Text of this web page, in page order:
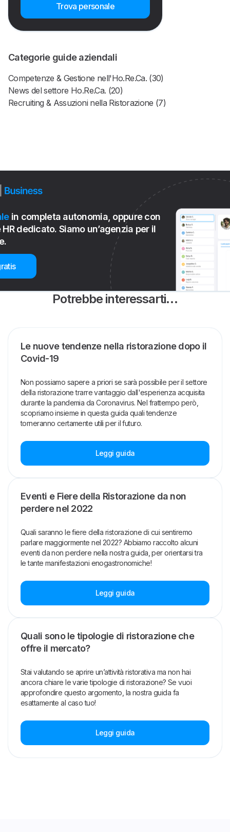
Trova personale
Categorie guide aziendali
Competenze & Gestione nell'Ho.Re.Ca. (30)
News del settore Ho.Re.Ca. (20)
Recruiting & Assuzioni nella Ristorazione (7)
in completa autonomia, oppure con
dedicato. Siamo un’agenzia per il
Potrebbe interessarti…
Le nuove tendenze nella ristorazione dopo il
Covid-19
Non possiamo sapere a priori se sarà possibile per il settore
della ristorazione trarre vantaggio dall'esperienza acquisita
durante la pandemia da Coronavirus. Nel frattempo però,
scopriamo insieme in questa guida quali tendenze
torneranno certamente utili per il futuro.
Leggi guida
Eventi e Fiere della Ristorazione da non
perdere nel 2022
Quali saranno le fiere della ristorazione di cui sentiremo
parlare maggiormente nel 2022? Abbiamo raccolto alcuni
eventi da non perdere nella nostra guida, per orientarsi tra
le tante manifestazioni enogastronomiche!
Leggi guida
Quali sono le tipologie di ristorazione che
offre il mercato?
Stai valutando se aprire un’attività ristorativa ma non hai
ancora chiare le varie tipologie di ristorazione? Se vuoi
approfondire questo argomento, la nostra guida fa
esattamente al caso tuo!
Leggi guida